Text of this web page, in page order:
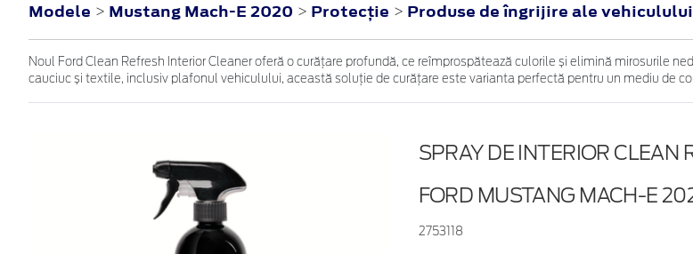
Modele > Mustang Mach-E 2020 > Protecţie > Produse de îngrijire ale vehiculului
Noul Ford Clean Refresh Interior Cleaner oferă o curățare profundă, ce reîmprospătează culorile și elimină mirosurile
cauciuc și textile, inclusiv plafonul vehiculului, această soluție de curățare este varianta perfectă pentru un mediu de
SPRAY DE INTERIOR CLEAN
FORD MUSTANG MACH-E
2753118